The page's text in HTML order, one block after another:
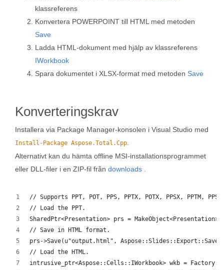
klassreferens
Konvertera POWERPOINT till HTML med metoden
Save
Ladda HTML-dokument med hjälp av klassreferens
IWorkbook
Spara dokumentet i XLSX-format med metoden Save
Konverteringskrav
Installera via Package Manager-konsolen i Visual Studio med
Install-Package Aspose.Total.Cpp
Alternativt kan du hämta offline MSI-installationsprogrammet
eller DLL-filer i en ZIP-fil från downloads
// Supports PPT, POT, PPS, PPTX, POTX, PPSX, PPTM,
// Load the PPT.
SharedPtr<Presentation> prs =
// Save in HTML format.
prs->Save(u"output.html",
// Load the HTML.
intrusive_ptr<Aspose::Cells::IWorkbook> wkb =